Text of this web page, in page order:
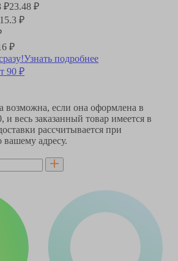
₽23.48 ₽
15.3 ₽
₽
Узнать подробнее
90 ₽
возможна, если она оформлена в
, и весь заказанный товар имеется в
рассчитывается при
вашему адресу.